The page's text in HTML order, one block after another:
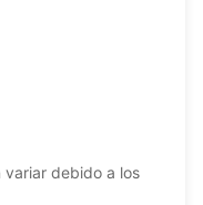
variar debido a los